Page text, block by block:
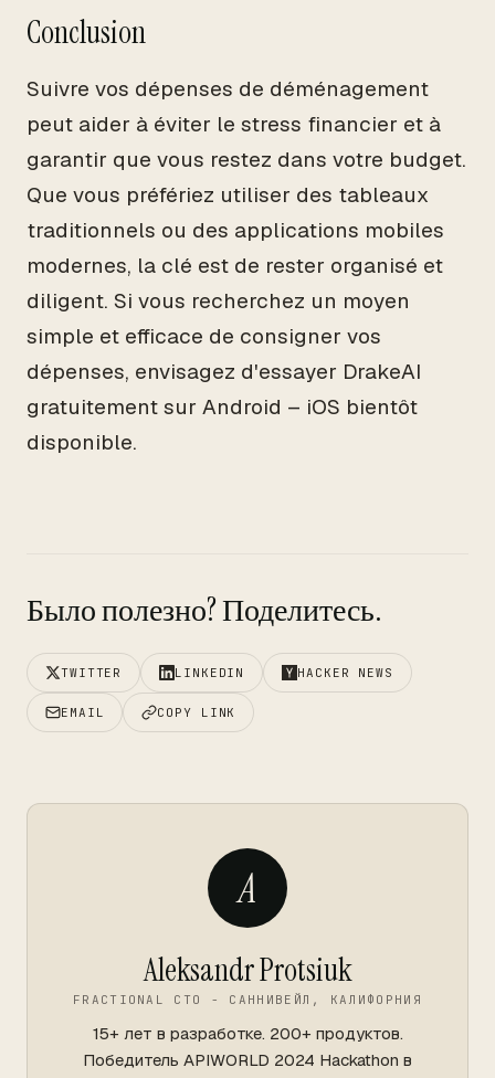
Conclusion
Suivre vos dépenses de déménagement
peut aider à éviter le stress financier et à
garantir que vous restez dans votre budget.
Que vous préfériez utiliser des tableaux
traditionnels ou des applications mobiles
modernes, la clé est de rester organisé et
diligent. Si vous recherchez un moyen
simple et efficace de consigner vos
dépenses, envisagez d'essayer DrakeAI
gratuitement sur Android – iOS bientôt
disponible.
Было полезно? Поделитесь.
TWITTER LINKEDIN HACKER NEWS
EMAIL COPY LINK
A
Aleksandr Protsiuk
FRACTIONAL CTO - САННИВЕЙЛ, КАЛИФОРНИЯ
15+ лет в разработке. 200+ продуктов.
Победитель APIWORLD 2024 Hackathon в